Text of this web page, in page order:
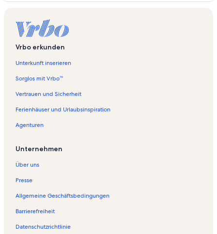
d
e
d
e
f
l
e
d
S
e
i
e
f
n
e
Vrbo erkunden
Unterkunft inserieren
Sorglos mit Vrbo™
Vertrauen und Sicherheit
Ferienhäuser und Urlaubsinspiration
Agenturen
Unternehmen
Über uns
Presse
Allgemeine Geschäftsbedingungen
Barrierefreiheit
Datenschutzrichtlinie